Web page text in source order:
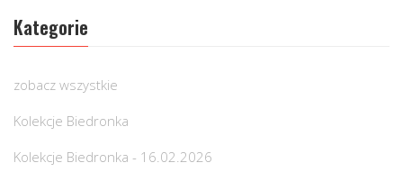
Kategorie
zobacz wszystkie
Kolekcje Biedronka
Kolekcje Biedronka - 16.02.2026